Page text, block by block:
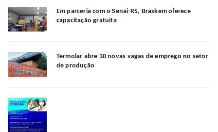
Em parceria com o Senai-RS, Braskem oferece
capacitação gratuita
Termolar abre 30 novas vagas de emprego no setor
de produção